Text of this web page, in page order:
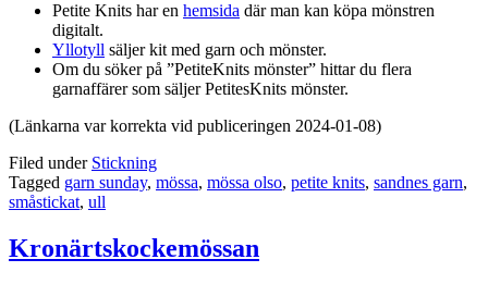
Petite Knits har en hemsida där man kan köpa mönstren
digitalt.
Yllotyll säljer kit med garn och mönster.
Om du söker på ”PetiteKnits mönster” hittar du flera
garnaffärer som säljer PetitesKnits mönster.
(Länkarna var korrekta vid publiceringen 2024-01-08)
Filed under Stickning
Tagged garn sunday, mössa, mössa olso, petite knits, sandnes garn,
småstickat, ull
Kronärtskockemössan